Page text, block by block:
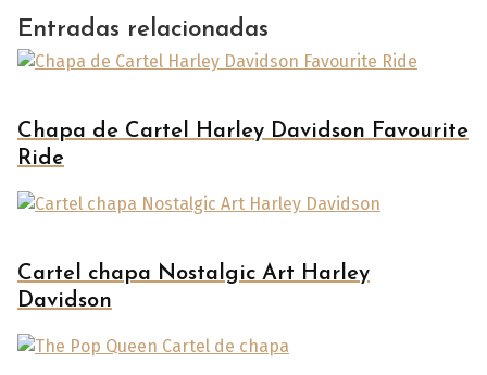
Entradas relacionadas
Chapa de Cartel Harley Davidson Favourite
Ride
Cartel chapa Nostalgic Art Harley
Davidson